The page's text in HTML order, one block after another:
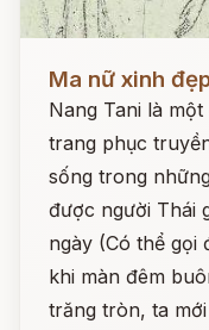
Ma nữ xinh
Nang Tani là
trang phục
sống trong
được người Thái
ngày (Có thể gọi
khi màn đêm
trăng tròn, ta